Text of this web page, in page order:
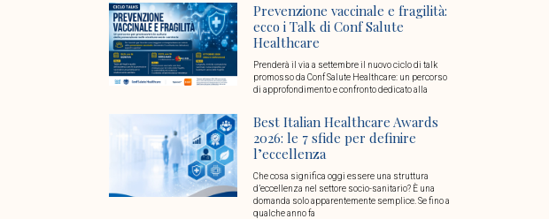
Prevenzione vaccinale e fragilità:
ecco i Talk di Conf Salute
Healthcare
Prenderà il via a settembre il nuovo ciclo di talk
promosso da Conf Salute Healthcare: un percorso
di approfondimento e confronto dedicato alla
Best Italian Healthcare Awards
2026: le 7 sfide per definire
l’eccellenza
Che cosa significa oggi essere una struttura
d’eccellenza nel settore socio-sanitario? È una
domanda solo apparentemente semplice. Se fino a
qualche anno fa